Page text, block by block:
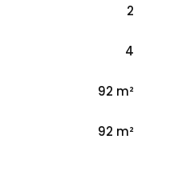
2
4
92 m²
92 m²